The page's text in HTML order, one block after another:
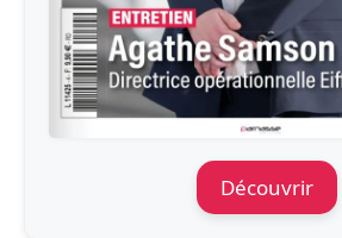
Découvrir